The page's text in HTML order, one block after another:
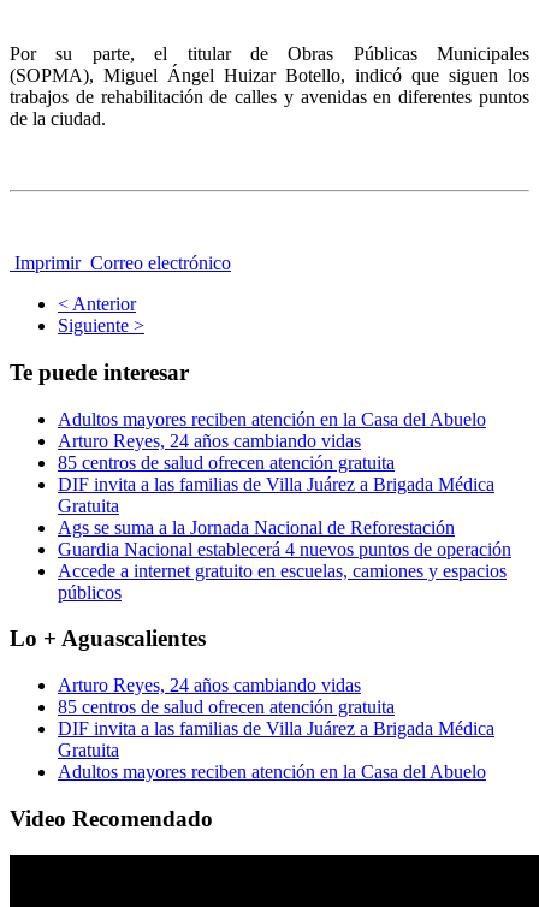
Por su parte, el titular de Obras Públicas Municipales
(SOPMA), Miguel Ángel Huizar Botello, indicó que siguen los
trabajos de rehabilitación de calles y avenidas en diferentes puntos
de la ciudad.
Imprimir Correo electrónico
< Anterior
Siguiente >
Te puede interesar
Adultos mayores reciben atención en la Casa del Abuelo
Arturo Reyes, 24 años cambiando vidas
85 centros de salud ofrecen atención gratuita
DIF invita a las familias de Villa Juárez a Brigada Médica
Gratuita
Ags se suma a la Jornada Nacional de Reforestación
Guardia Nacional establecerá 4 nuevos puntos de operación
Accede a internet gratuito en escuelas, camiones y espacios
públicos
Lo + Aguascalientes
Arturo Reyes, 24 años cambiando vidas
85 centros de salud ofrecen atención gratuita
DIF invita a las familias de Villa Juárez a Brigada Médica
Gratuita
Adultos mayores reciben atención en la Casa del Abuelo
Video Recomendado